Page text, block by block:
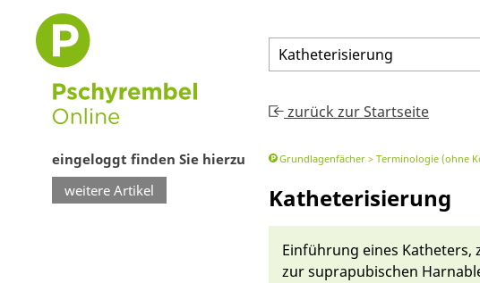
eingeloggt finden Sie hierzu
weitere Artikel
Katheterisierung
zurück zur Startseite
Grundlagenfächer Terminologie (ohne
Katheterisierung
Einführung ei­nes Katheters,
zur supra­pu­bischen